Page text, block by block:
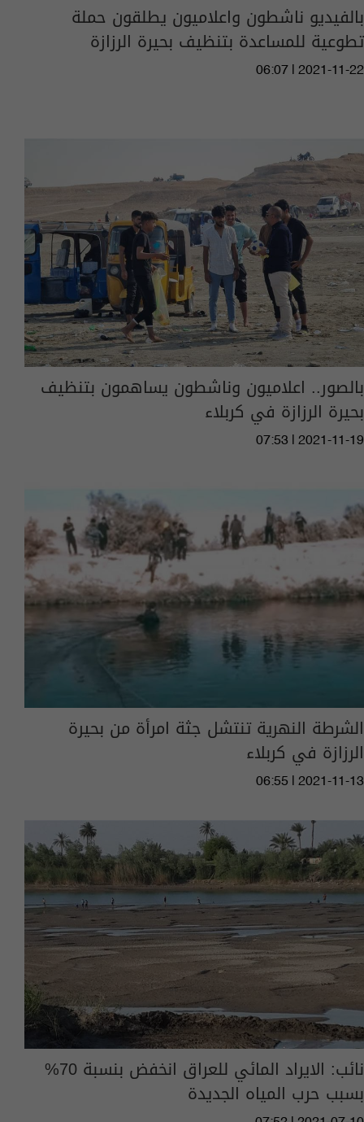
بالفيديو ناشطون واعلاميون يطلقون حملة
تطوعية للمساعدة بتنظيف بحيرة الرزازة
06:07 | 2021-11-22
بالصور.. اعلاميون وناشطون يساهمون بتنظيف
بحيرة الرزازة في كربلاء
07:53 | 2021-11-19
الشرطة النهرية تنتشل جثة امرأة من بحيرة
الرزازة في كربلاء
06:55 | 2021-11-13
نائب: الايراد المائي للعراق انخفض بنسبة 70%
بسبب حرب المياه الجديدة